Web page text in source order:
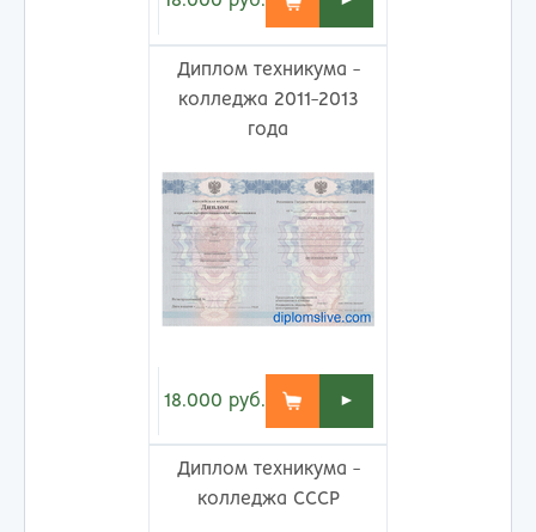
Диплом техникума -
колледжа 2011-2013
года
18.000 руб. ►
Диплом техникума -
колледжа СССР